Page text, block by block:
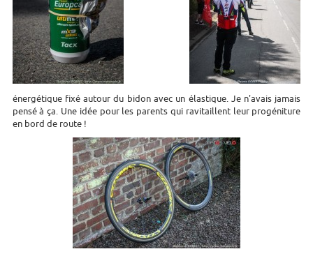
énergétique fixé autour du bidon avec un élastique. Je n'avais jamais
pensé à ça. Une idée pour les parents qui ravitaillent leur progéniture
en bord de route !